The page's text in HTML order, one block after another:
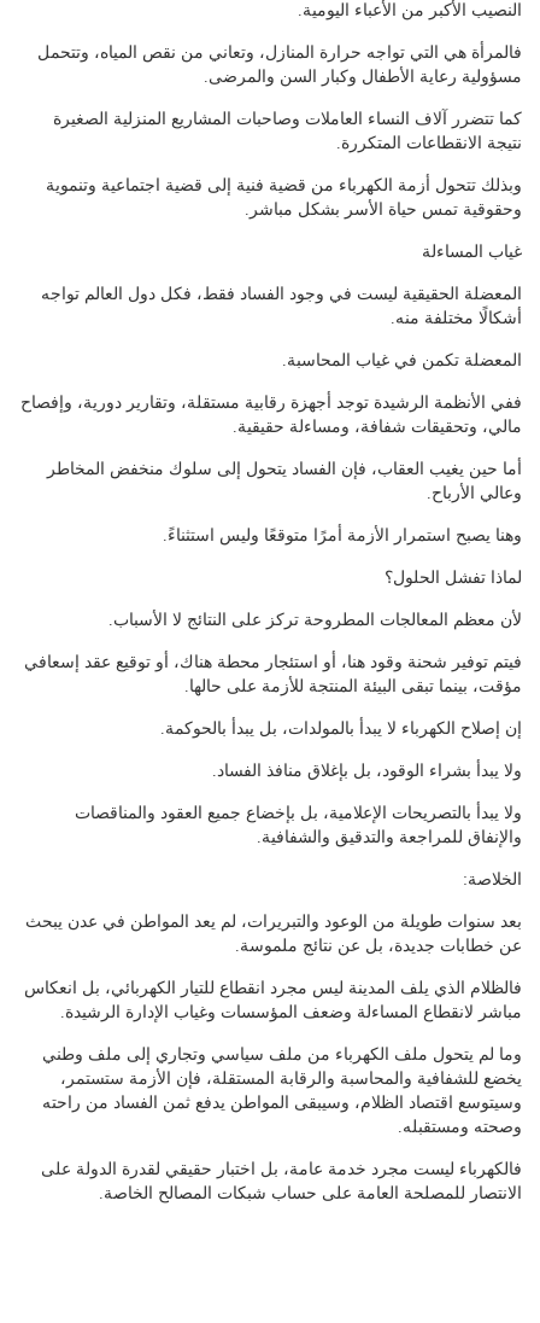
النصيب الأكبر من الأعباء اليومية.
فالمرأة هي التي تواجه حرارة المنازل، وتعاني من نقص المياه، وتتحمل
مسؤولية رعاية الأطفال وكبار السن والمرضى.
كما تتضرر آلاف النساء العاملات وصاحبات المشاريع المنزلية الصغيرة
نتيجة الانقطاعات المتكررة.
وبذلك تتحول أزمة الكهرباء من قضية فنية إلى قضية اجتماعية وتنموية
وحقوقية تمس حياة الأسر بشكل مباشر.
غياب المساءلة
المعضلة الحقيقية ليست في وجود الفساد فقط، فكل دول العالم تواجه
أشكالًا مختلفة منه.
المعضلة تكمن في غياب المحاسبة.
ففي الأنظمة الرشيدة توجد أجهزة رقابية مستقلة، وتقارير دورية، وإفصاح
مالي، وتحقيقات شفافة، ومساءلة حقيقية.
أما حين يغيب العقاب، فإن الفساد يتحول إلى سلوك منخفض المخاطر
وعالي الأرباح.
وهنا يصبح استمرار الأزمة أمرًا متوقعًا وليس استثناءً.
لماذا تفشل الحلول؟
لأن معظم المعالجات المطروحة تركز على النتائج لا الأسباب.
فيتم توفير شحنة وقود هنا، أو استئجار محطة هناك، أو توقيع عقد إسعافي
مؤقت، بينما تبقى البيئة المنتجة للأزمة على حالها.
إن إصلاح الكهرباء لا يبدأ بالمولدات، بل يبدأ بالحوكمة.
ولا يبدأ بشراء الوقود، بل بإغلاق منافذ الفساد.
ولا يبدأ بالتصريحات الإعلامية، بل بإخضاع جميع العقود والمناقصات
والإنفاق للمراجعة والتدقيق والشفافية.
الخلاصة:
بعد سنوات طويلة من الوعود والتبريرات، لم يعد المواطن في عدن يبحث
عن خطابات جديدة، بل عن نتائج ملموسة.
فالظلام الذي يلف المدينة ليس مجرد انقطاع للتيار الكهربائي، بل انعكاس
مباشر لانقطاع المساءلة وضعف المؤسسات وغياب الإدارة الرشيدة.
وما لم يتحول ملف الكهرباء من ملف سياسي وتجاري إلى ملف وطني
يخضع للشفافية والمحاسبة والرقابة المستقلة، فإن الأزمة ستستمر،
وسيتوسع اقتصاد الظلام، وسيبقى المواطن يدفع ثمن الفساد من راحته
وصحته ومستقبله.
فالكهرباء ليست مجرد خدمة عامة، بل اختبار حقيقي لقدرة الدولة على
الانتصار للمصلحة العامة على حساب شبكات المصالح الخاصة.